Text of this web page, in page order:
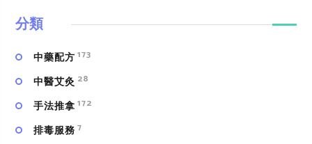
分類
中藥配方 173
中醫艾灸 28
手法推拿 172
排毒服務 7